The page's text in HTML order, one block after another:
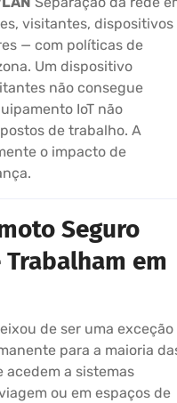
visitantes, dispositivos
— com políticas de
Um dispositivo
não consegue
IoT não
de trabalho. A
o impacto de
Seguro
em
de ser uma exceção
para a maioria
acedem a sistemas
ou em espaços de